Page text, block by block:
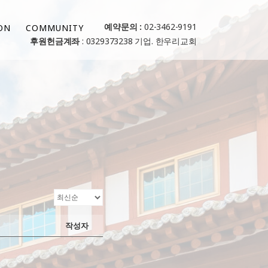
COMMUNITY 예약문의 : 02-3462-9191
후원헌금계좌: 0329373238 기업. 한우리교회
작성자